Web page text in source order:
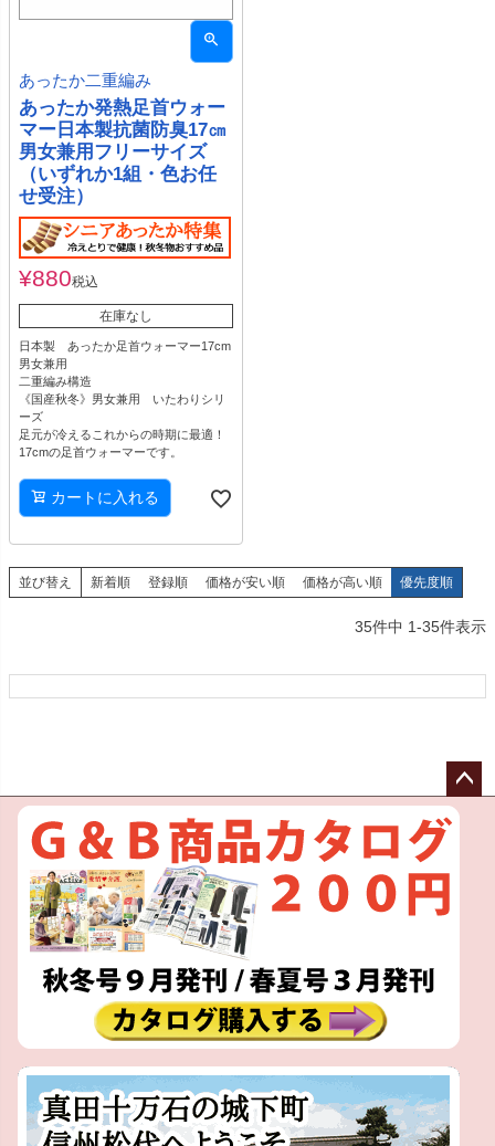
あったか二重編み
あったか発熱足首ウォー
マー日本製抗菌防臭17㎝
男女兼用フリーサイズ
（いずれか1組・色お任
せ受注）
¥880税込
在庫なし
日本製 あったか足首ウォーマー17cm
男女兼用
二重編み構造
《国産秋冬》男女兼用 いたわりシリ
ーズ
足元が冷えるこれからの時期に最適！
17cmの足首ウォーマーです。
カートに入れる
並び替え 新着順 登録順 価格が安い順 価格が高い順 優先度順
35件中 1-35件表示
ペー
へ